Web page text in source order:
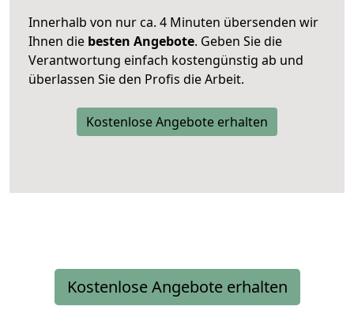
Innerhalb von nur ca. 4 Minuten übersenden wir
Ihnen die besten Angebote. Geben Sie die
Verantwortung einfach kostengünstig ab und
überlassen Sie den Profis die Arbeit.
Kostenlose Angebote erhalten
Kostenlose Angebote erhalten